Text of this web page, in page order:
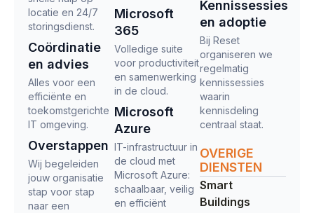
locatie en 24/7
storingsdienst.
Coördinatie
en advies
Alles voor een
efficiënte en
toekomstgerichte
IT omgeving.
Overstappen
Wij begeleiden
jouw organisatie
stap voor stap
naar een
Microsoft
365
Volledige suite
voor productiviteit
en samenwerking
in de cloud.
Microsoft
Azure
IT-infrastructuur in
de cloud met
Microsoft Azure:
schaalbaar, veilig
en efficiënt
Kennissessies
en adoptie
Bij Reset
organiseren we
regelmatig
kennissessies
waarin
kennisdeling
centraal staat.
OVERIGE
DIENSTEN
Smart
Buildings